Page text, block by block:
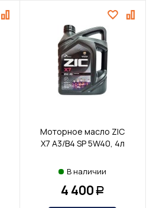
Моторное масло ZIC
X7 A3/B4 SP 5W40, 4л
В наличии
4 400 Р